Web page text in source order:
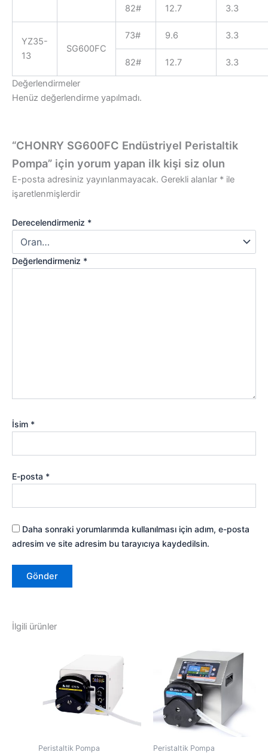
82# 12.7 3.3
YZ35-
13
SG600FC
73# 9.6 3.3
82# 12.7
3.3
Değerlendirmeler
Henüz değerlendirme yapılmadı.
“CHONRY SG600FC Endüstriyel Peristaltik
Pompa” için yorum yapan ilk kişi siz olun
E-posta adresiniz yayınlanmayacak. Gerekli alanlar * ile
işaretlenmişlerdir
Derecelendirmeniz *
Değerlendirmeniz *
İsim *
E-posta *
Daha sonraki yorumlarımda kullanılması için adım, e-posta
adresim ve site adresim bu tarayıcıya kaydedilsin.
İlgili ürünler
Peristaltik Pompa Peristaltik Pompa